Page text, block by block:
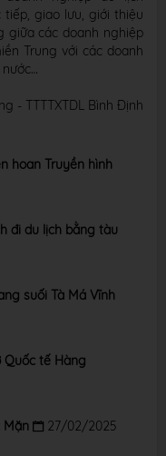
giao lưu, giới thiệu
giữa các doanh nghiệp
Trung với các doanh
- TTTTXTDL Bình Định
hoan Truyền hình
đi du lịch bằng tàu
suối Tà Má Vĩnh
Quốc tế Hàng
Mặn
27/02/2025